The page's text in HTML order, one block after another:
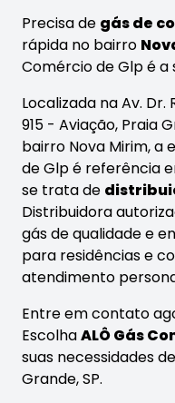
Precisa de gás de
rápida no bairro
Comércio de Glp é a
Localizada na Av.
915 - Aviação, Praia
bairro Nova Mirim, a
de Glp é referência
se trata de
Distribuidora
gás de qualidade e
para residências e
atendimento
Entre em contato
EscolhaALÔ Gás
suas necessidades
Grande, SP.